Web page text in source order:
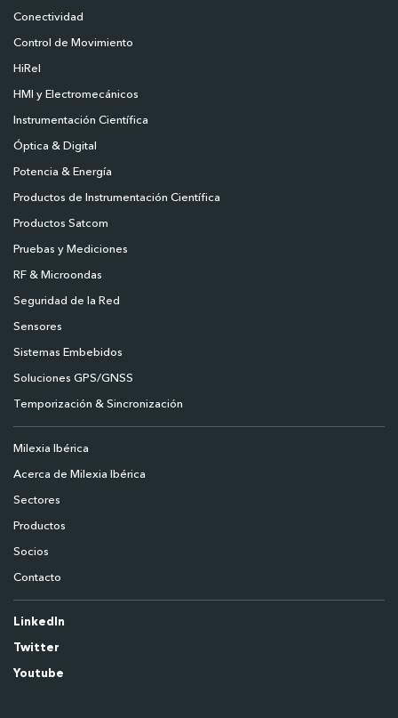
Conectividad
Control de Movimiento
HiRel
HMI y Electromecánicos
Instrumentación Científica
Óptica & Digital
Potencia & Energía
Productos de Instrumentación Científica
Productos Satcom
Pruebas y Mediciones
RF & Microondas
Seguridad de la Red
Sensores
Sistemas Embebidos
Soluciones GPS/GNSS
Temporización & Sincronización
Milexia Ibérica
Acerca de Milexia Ibérica
Sectores
Productos
Socios
Contacto
LinkedIn
Twitter
Youtube